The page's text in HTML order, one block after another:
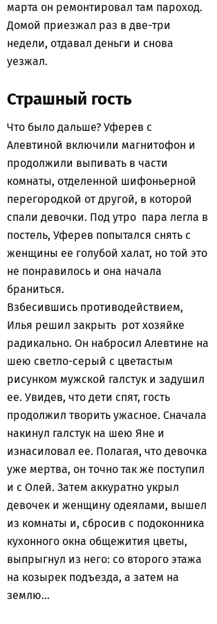
марта он ремонтировал там пароход.
Домой приезжал раз в две-три
недели, отдавал деньги и снова
уезжал.
Страшный гость
Что было дальше? Уферев с
Алевтиной включили магнитофон и
продолжили выпивать в части
комнаты, отделенной шифоньерной
перегородкой от другой, в которой
спали девочки. Под утро пара легла в
постель, Уферев попытался снять с
женщины ее голубой халат, но той это
не понравилось и она начала
браниться.
Взбесившись противодействием,
Илья решил закрыть рот хозяйке
радикально. Он набросил Алевтине на
шею светло-серый с цветастым
рисунком мужской галстук и задушил
ее. Увидев, что дети спят, гость
продолжил творить ужасное. Сначала
накинул галстук на шею Яне и
изнасиловал ее. Полагая, что девочка
уже мертва, он точно так же поступил
и с Олей. Затем аккуратно укрыл
девочек и женщину одеялами, вышел
из комнаты и, сбросив с подоконника
кухонного окна общежития цветы,
выпрыгнул из него: со второго этажа
на козырек подъезда, а затем на
землю…